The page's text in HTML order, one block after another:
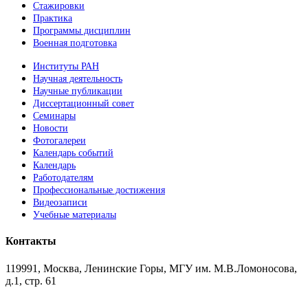
Стажировки
Практика
Программы дисциплин
Военная подготовка
Институты РАН
Научная деятельность
Научные публикации
Диссертационный совет
Семинары
Новости
Фотогалереи
Календарь событий
Календарь
Работодателям
Профессиональные достижения
Видеозаписи
Учебные материалы
Контакты
119991, Москва, Ленинские Горы, МГУ им. М.В.Ломоносова,
д.1, стр. 61